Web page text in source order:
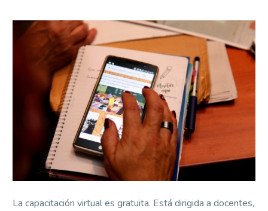
La capacitación virtual es gratuita. Está dirigida a docentes,